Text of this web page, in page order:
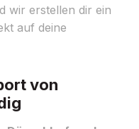
wir erstellen dir ein
auf deine
von